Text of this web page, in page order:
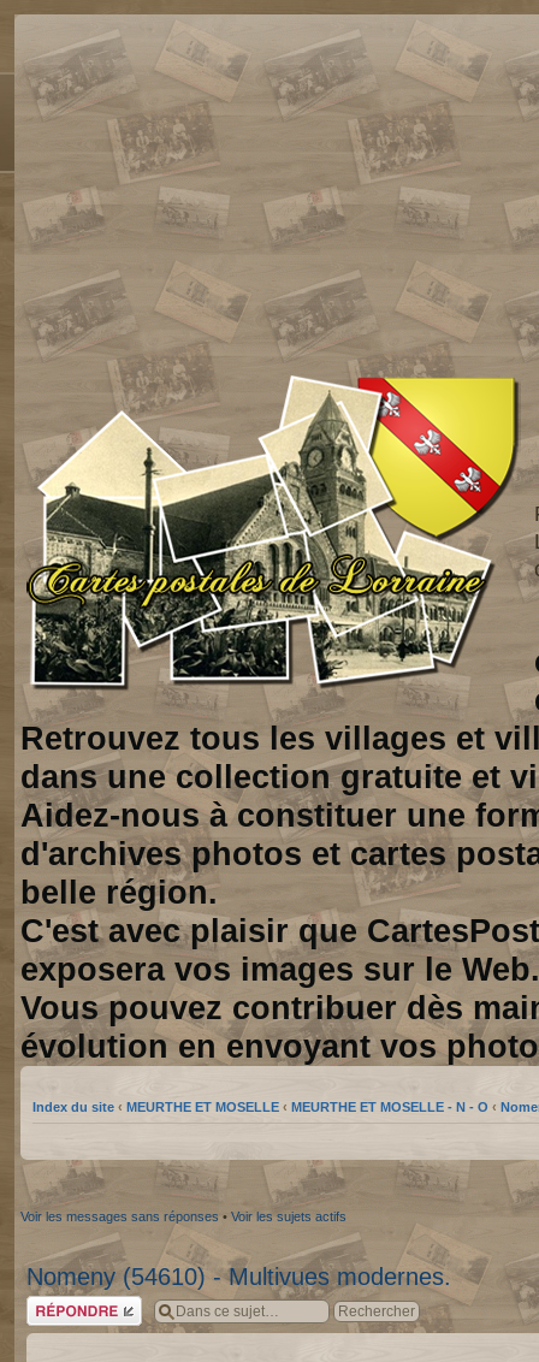
Retrouvez tous les villages et
dans une collection gratuite et
Aidez-nous à constituer une
d'archives photos et cartes
belle région.
C'est avec plaisir que
exposera vos images sur le Web.
Vous pouvez contribuer dès
évolution en envoyant vos
Index du site ‹ MEURTHE ET MOSELLE ‹ MEURTHE ET MOSELLE - N - O ‹
Voir les messages sans réponses • Voir les sujets actifs
Nomeny (54610) - Multivues modernes.
Répondre